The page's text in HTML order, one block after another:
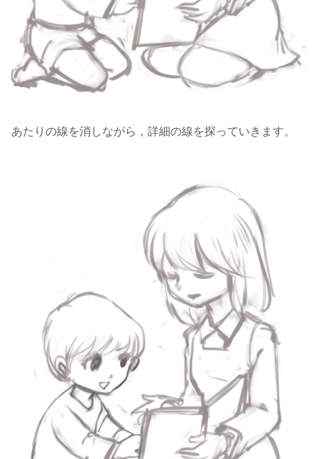
あたりの線を消しながら，詳細の線を探っていきます。